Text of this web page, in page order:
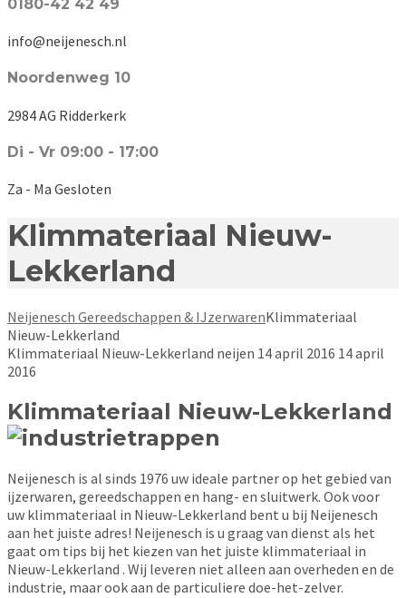
0180-42 42 49
info@neijenesch.nl
Noordenweg 10
2984 AG Ridderkerk
Di - Vr 09:00 - 17:00
Za - Ma Gesloten
Klimmateriaal Nieuw-
Lekkerland
Neijenesch Gereedschappen & IJzerwarenKlimmateriaal
Nieuw-Lekkerland
Klimmateriaal Nieuw-Lekkerland neijen 14 april 2016 14 april
2016
Klimmateriaal Nieuw-Lekkerland
Neijenesch is al sinds 1976 uw ideale partner op het gebied van
ijzerwaren, gereedschappen en hang- en sluitwerk. Ook voor
uw klimmateriaal in Nieuw-Lekkerland bent u bij Neijenesch
aan het juiste adres! Neijenesch is u graag van dienst als het
gaat om tips bij het kiezen van het juiste klimmateriaal in
Nieuw-Lekkerland . Wij leveren niet alleen aan overheden en de
industrie, maar ook aan de particuliere doe-het-zelver.